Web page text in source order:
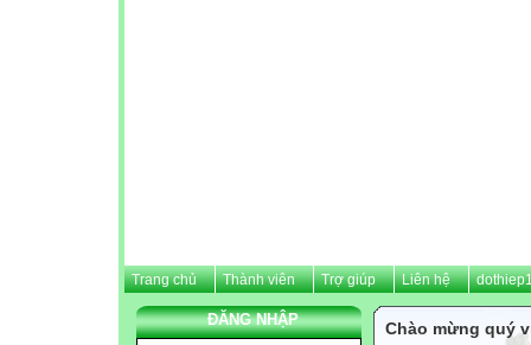
Trang chủ Thành viên Trợ giúp Liên hệ
ĐĂNG NHẬP Chào mừng quý